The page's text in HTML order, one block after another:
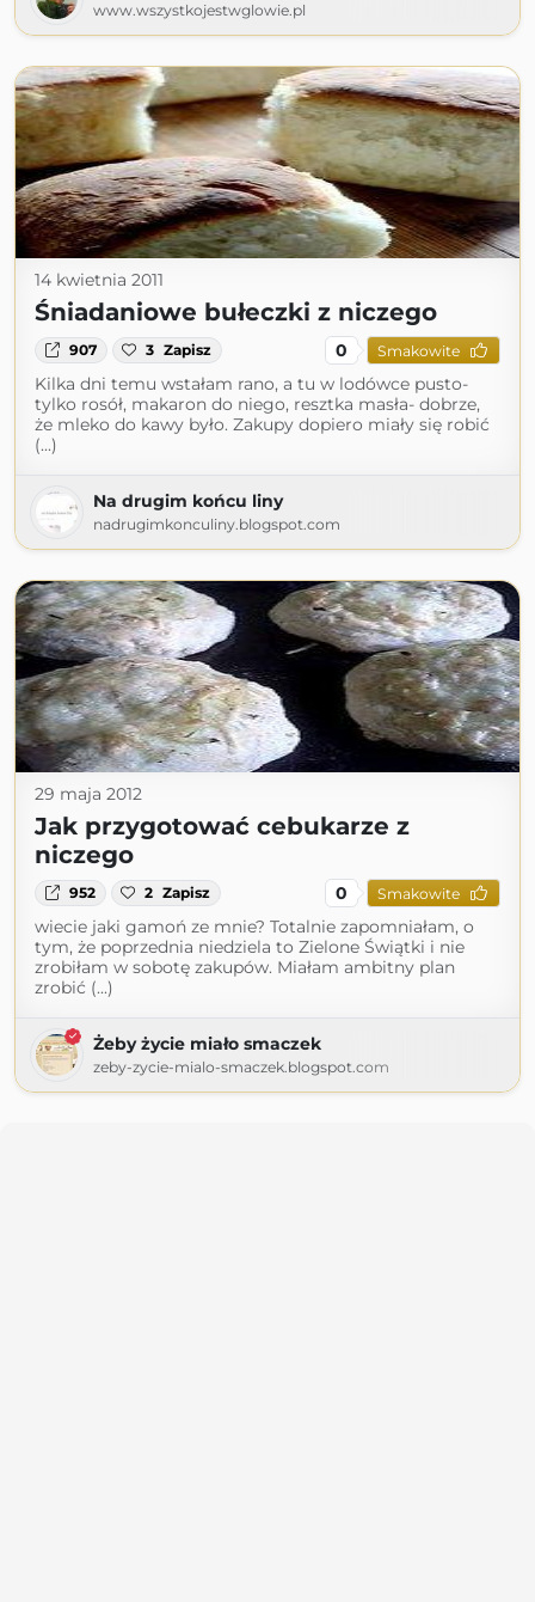
www.wszystkojestwglowie.pl
14 kwietnia 2011
Śniadaniowe bułeczki z niczego
907 3 Zapisz 0 Smakowite
Kilka dni temu wstałam rano, a tu w lodówce pusto-
tylko rosół, makaron do niego, resztka masła- dobrze,
że mleko do kawy było. Zakupy dopiero miały się robić
(...)
Na drugim końcu liny
nadrugimkonculiny.blogspot.com
29 maja 2012
Jak przygotować cebukarze z
niczego
952 2 Zapisz 0 Smakowite
wiecie jaki gamoń ze mnie? Totalnie zapomniałam, o
tym, że poprzednia niedziela to Zielone Świątki i nie
zrobiłam w sobotę zakupów. Miałam ambitny plan
zrobić (...)
Żeby życie miało smaczek
zeby-zycie-mialo-smaczek.blogspot.com